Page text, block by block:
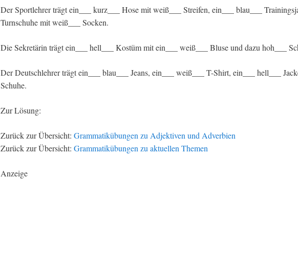
Der Sportlehrer trägt ein___ kurz___ Hose mit weiß___ Streifen, ein___ blau___
Turnschuhe mit weiß___ Socken.
Die Sekretärin trägt ein___ hell___ Kostüm mit ein___ weiß___ Bluse und dazu hoh___
Der Deutschlehrer trägt ein___ blau___ Jeans, ein___ weiß___ T-Shirt, ein___ hell___
Schuhe.
Zur Lösung:
Zurück zur Übersicht: Grammatikübungen zu Adjektiven und Adverbien
Zurück zur Übersicht: Grammatikübungen zu aktuellen Themen
Anzeige